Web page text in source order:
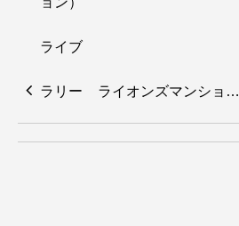
ライオンズマンショ…